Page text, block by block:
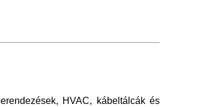
HVAC, kábeltálcák és